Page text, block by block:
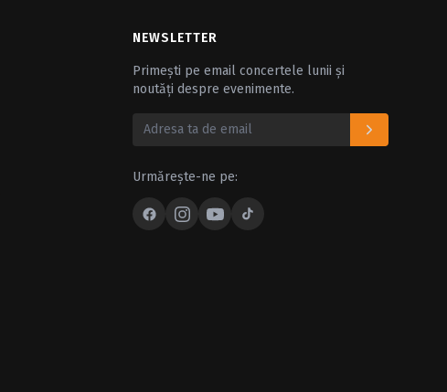
NEWSLETTER
Primești pe email concertele lunii și
noutăți despre evenimente.
Urmărește-ne pe: